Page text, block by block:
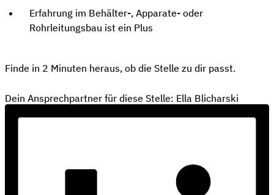
Erfahrung im Behälter-, Apparate- oder
Rohrleitungsbau ist ein Plus
Finde in 2 Minuten heraus, ob die Stelle zu dir passt.
Dein Ansprechpartner für diese Stelle: Ella Blicharski